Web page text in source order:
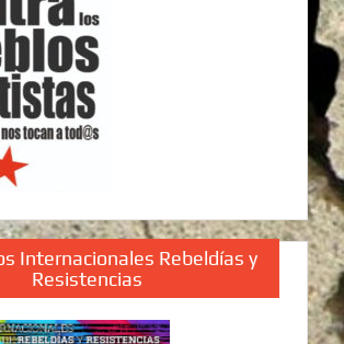
Internacionales Rebeldías y
Resistencias